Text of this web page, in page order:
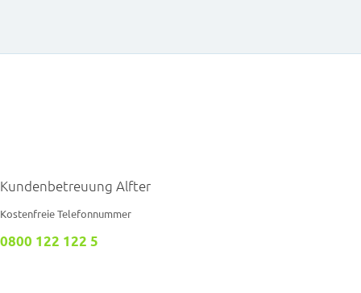
Kundenbetreuung Alfter
Kostenfreie Telefonnummer
0800 122 122 5